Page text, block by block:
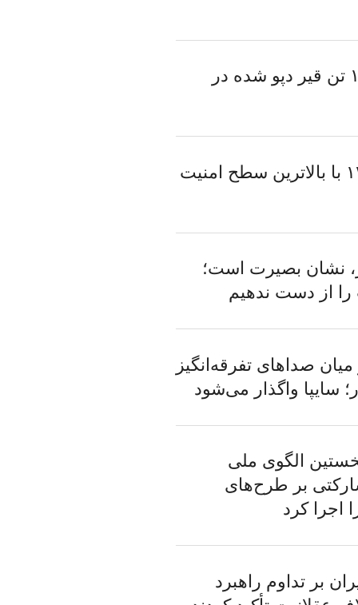
کشف ۱۷۰۰ تن قیر دپو شده در
اربعین ۱۴۰۵ با بالاترین سطح امنیت
نشان بصیرت است؛
از دست ندهیم
صداهای تفرقه‌انگیز
سایپا واگذار می‌شود
الگوی ملی
بر طرح‌های
اجرا کرد
بر تداوم راهبرد